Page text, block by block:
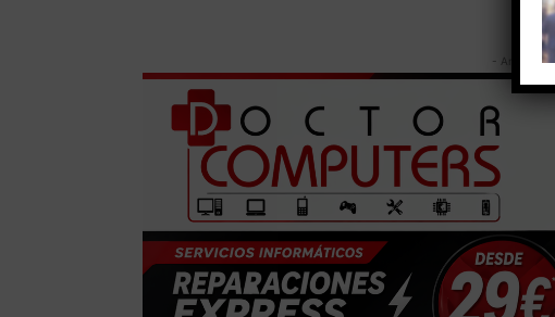
- Anuncio -